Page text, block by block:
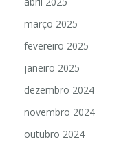
março 2025
fevereiro 2025
janeiro 2025
dezembro 2024
novembro 2024
outubro 2024